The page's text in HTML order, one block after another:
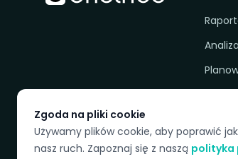
Zgoda na pliki cookie
Używamy plików cookie, aby poprawić
nasz ruch. Zapoznaj się z naszą polityka